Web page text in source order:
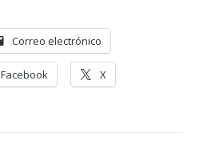
Correo electrónico
Facebook X